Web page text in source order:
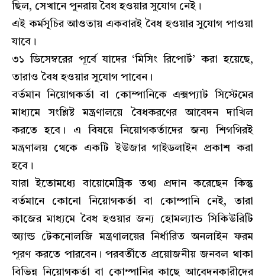
ছিল, সেখানে পুনরায় বৈধ হওয়ার সুযোগ নেই।
এই কর্মসূচির আওতায় একবারই বৈধ হওয়ার সুযোগ পাওয়া
যাবে।
৩১ ডিসেম্বরের পূর্বে যাদের ‘মিসিং রিপোর্ট’ করা হয়েছে,
তারাও বৈধ হওয়ার সুযোগ পাবেন।
বর্তমান নিয়োগকর্তা বা কোম্পানিকে এক্সপ্যাট সিস্টেমের
মাধ্যমে সংশ্লিষ্ট মন্ত্রণালয়ে বৈধকরণের আবেদন দাখিল
করতে হবে। এ বিষয়ে নিয়োগকর্তাদের জন্য শিগগিরই
মন্ত্রণালয় থেকে একটি ইউজার গাইডলাইন প্রকাশ করা
হবে।
যারা ইতোমধ্যে বায়োমেট্রিক তথ্য প্রদান করেছেন কিন্তু
বর্তমানে কোনো নিয়োগকর্তা বা কোম্পানি নেই, তারা
কাজের মাধ্যমে বৈধ হওয়ার জন্য হোমল্যান্ড সিকিউরিটি
অ্যান্ড টেকনোলজি মন্ত্রণালয়ের নির্ধারিত অনলাইন ফরম
পূরণ করতে পারবেন। পরবর্তীতে প্রয়োজনীয় জনবল থাকা
বিভিন্ন নিয়োগকর্তা বা কোম্পানির কাছে আবেদনকারীদের